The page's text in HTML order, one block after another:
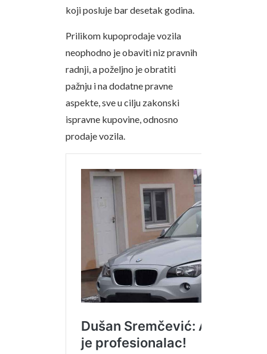
koji posluje bar desetak godina.
Prilikom kupoprodaje vozila
neophodno je obaviti niz pravnih
radnji, a poželjno je obratiti
pažnju i na dodatne pravne
aspekte, sve u cilju zakonski
ispravne kupovine, odnosno
prodaje vozila.